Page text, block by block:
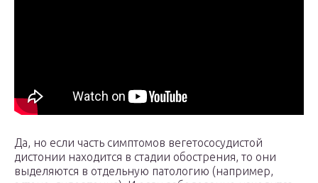
Да, но если часть симптомов вегетососудистой
дистонии находится в стадии обострения, то они
выделяются в отдельную патологию (например,